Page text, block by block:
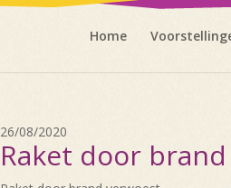
Home
26/08/2020
Raket door